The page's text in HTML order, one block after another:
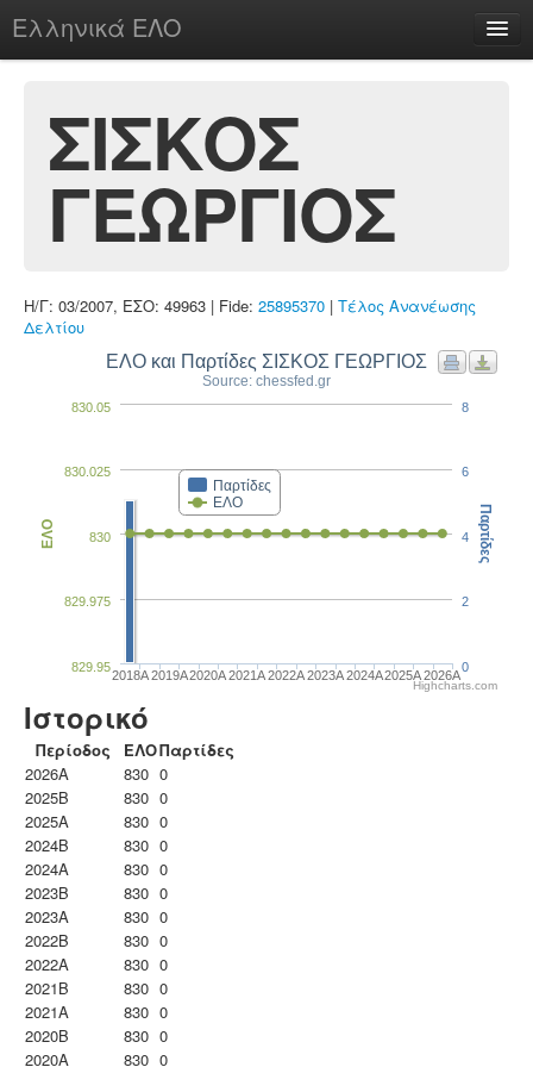
Ελληνικά ΕΛΟ
chesstu.be @ discord
Login
ΣΙΣΚΟΣ
ΓΕΩΡΓΙΟΣ
Η/Γ: 03/2007, ΕΣΟ: 49963 | Fide: 25895370 | Τέλος Ανανέωσης
Δελτίου
ΕΛΟ και Παρτίδες ΣΙΣΚΟΣ ΓΕΩΡΓΙΟΣ
Source: chessfed.gr
Παρτίδες
ΕΛΟ
2018A2019A2020A2021A2022A2023Α2024A2025A2026A
829.95
829.975
830
830.025
830.05
ΕΛΟ
0
2
4
6
8
Παρτίδες
Highcharts.com
Ιστορικό
Περίοδος ΕΛΟΠαρτίδες
2026A
830 0
2025B
830 0
2025A
830 0
2024B
830 0
2024A
830 0
2023B
830 0
2023Α
830 0
2022B
830 0
2022A
830 0
2021B
830 0
2021A
830 0
2020B
830 0
2020A
830 0